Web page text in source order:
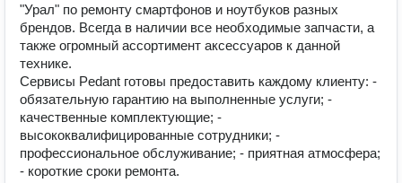
"Урал" по ремонту смартфонов и ноутбуков разных
брендов. Всегда в наличии все необходимые запчасти, а
также огромный ассортимент аксессуаров к данной
технике.
Сервисы Pedant готовы предоставить каждому клиенту: -
обязательную гарантию на выполненные услуги; -
качественные комплектующие; -
высококвалифицированные сотрудники; -
профессиональное обслуживание; - приятная атмосфера;
- короткие сроки ремонта.